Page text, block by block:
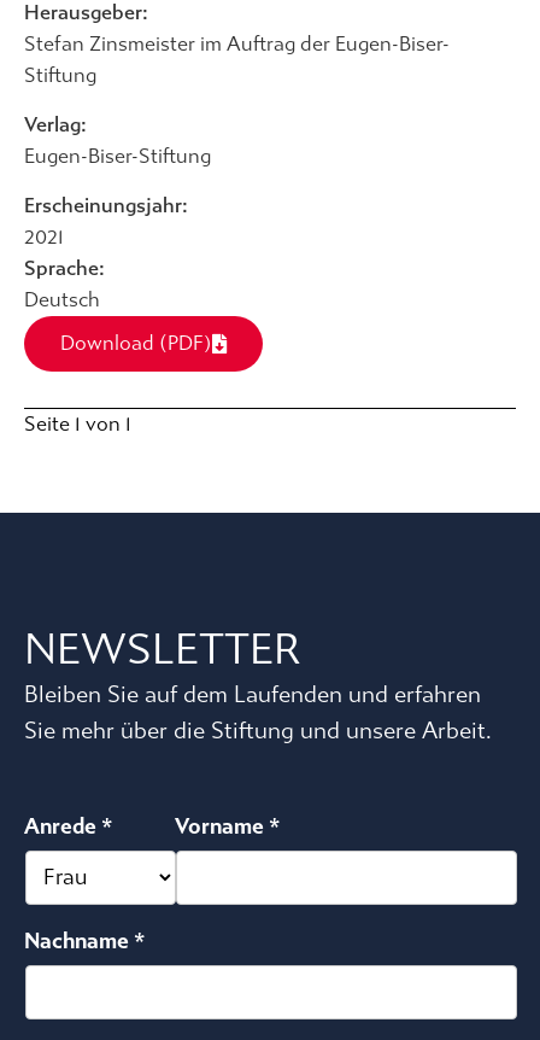
Herausgeber:
Stefan Zinsmeister im Auftrag der Eugen-Biser-
Stiftung
Verlag:
Eugen-Biser-Stiftung
Erscheinungsjahr:
2021
Sprache:
Deutsch
Download (PDF)
Seite 1 von 1
NEWSLETTER
Bleiben Sie auf dem Laufenden und erfahren
Sie mehr über die Stiftung und unsere Arbeit.
Anrede * Vorname *
Nachname *